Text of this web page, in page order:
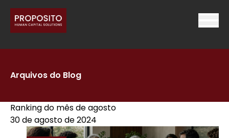
Arquivos do Blog
Ranking do mês de agosto
30 de agosto de 2024